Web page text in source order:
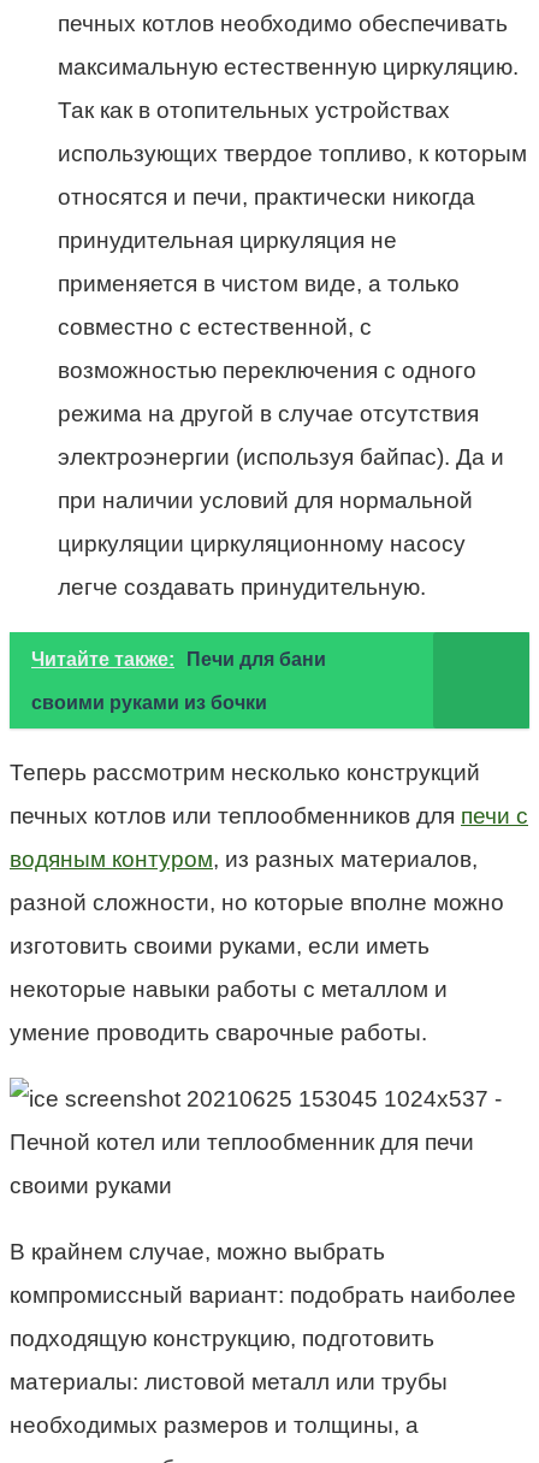
печных котлов необходимо обеспечивать
максимальную естественную циркуляцию.
Так как в отопительных устройствах
использующих твердое топливо, к которым
относятся и печи, практически никогда
принудительная циркуляция не
применяется в чистом виде, а только
совместно с естественной, с
возможностью переключения с одного
режима на другой в случае отсутствия
электроэнергии (используя байпас). Да и
при наличии условий для нормальной
циркуляции циркуляционному насосу
легче создавать принудительную.
Читайте также: Печи для бани
своими руками из бочки
Теперь рассмотрим несколько конструкций
печных котлов или теплообменников для печи с
водяным контуром, из разных материалов,
разной сложности, но которые вполне можно
изготовить своими руками, если иметь
некоторые навыки работы с металлом и
умение проводить сварочные работы.
В крайнем случае, можно выбрать
компромиссный вариант: подобрать наиболее
подходящую конструкцию, подготовить
материалы: листовой металл или трубы
необходимых размеров и толщины, а